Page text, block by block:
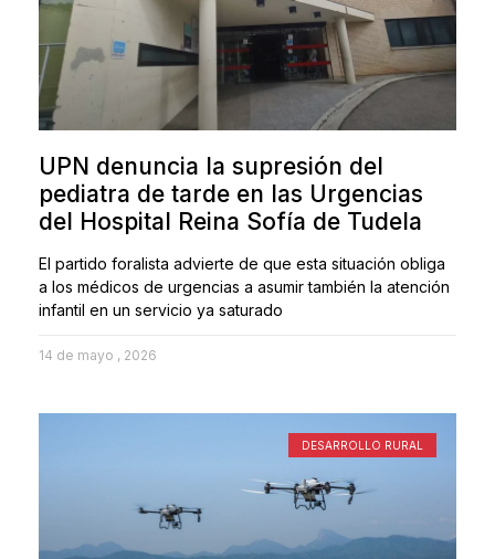
UPN denuncia la supresión del
pediatra de tarde en las Urgencias
del Hospital Reina Sofía de Tudela
El partido foralista advierte de que esta situación obliga
a los médicos de urgencias a asumir también la atención
infantil en un servicio ya saturado
14 de mayo , 2026
DESARROLLO RURAL